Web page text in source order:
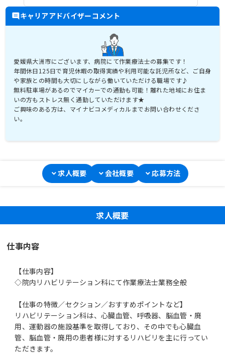
キャリアアドバイザーコメント
愛媛県大洲市にございます、病院にて作業療法士の募集です！
年間休日125日で育児休暇の取得実績や利用可能な託児所など、ご自身
や家族との時間も大切にしながら働いていただける職場です♪
無料駐車場があるのでマイカーでの通勤も可能！離れた地域にお住ま
いの方もストレス無く通勤していただけます★
ご興味のある方は、マイナビコメディカルまでお問い合わせくださ
い。
求人概要 会社概要 応募方法
求人概要
仕事内容
【仕事内容】
◇院内リハビリテーション科にて作業療法士業務全般
【仕事の特徴／セクション／おすすめポイントなど】
リハビリテーション科は、心臓血管、呼吸器、脳血管・廃
用、運動器の施設基準を取得しており、その中でも心臓血
管、脳血管・廃用の患者様に対するリハビリを主に行ってい
ただきます。